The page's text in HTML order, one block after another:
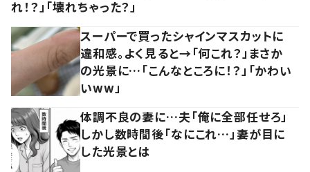
れ！？」「壊れちゃった？」
スーパーで買ったシャインマスカットに
違和感。よく見ると→「何これ？」まさか
の光景に…「こんなところに！？」「かわい
いww」
体調不良の妻に…夫「俺に全部任せろ」
しかし数時間後「なにこれ…」妻が目に
した光景とは